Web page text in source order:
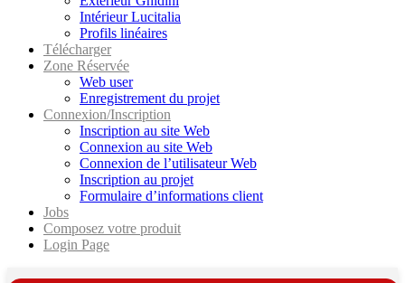
Intérieur Lucitalia
Profils linéaires
Télécharger
Zone Réservée
Web user
Enregistrement du projet
Connexion/Inscription
Inscription au site Web
Connexion au site Web
Connexion de l’utilisateur Web
Inscription au projet
Formulaire d’informations client
Jobs
Composez votre produit
Login Page